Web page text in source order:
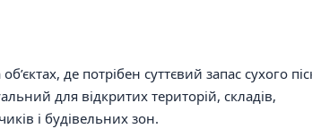
де потрібен суттєвий запас сухого
для відкритих територій, складів,
і будівельних зон.